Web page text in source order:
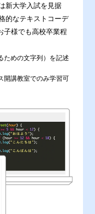
新大学入試を見据
的なテキストコーデ
子様でも高校卒業程
ための文字列）を記述
開講教室でのみ学習可